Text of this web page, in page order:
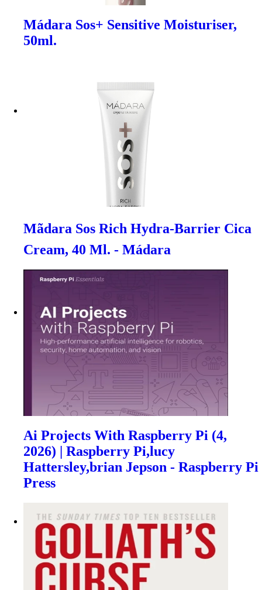
Mádara Sos+ Sensitive Moisturiser,
50ml.
Mãdara Sos Rich Hydra-Barrier Cica
Cream, 40 Ml. - Mádara
Ai Projects With Raspberry Pi (4,
2026) | Raspberry Pi,lucy
Hattersley,brian Jepson - Raspberry Pi
Press